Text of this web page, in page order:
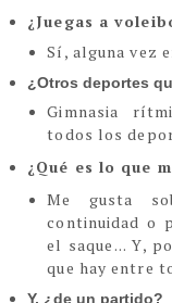
¿Juegas a
Sí, alguna vez
¿Otros deportes
Gimnasia
todos los
¿Qué es lo que
Me gusta
continuidad o
el saque... Y,
que hay entre
Y, ¿de un partido?